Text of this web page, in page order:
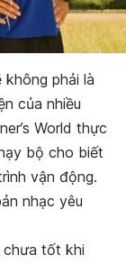
phải là
của nhiều
World thực
bộ cho biết
vận động.
nhạc yêu
tốt khi